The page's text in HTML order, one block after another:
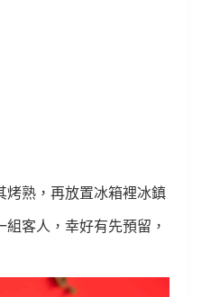
烤熟，再放置冰箱裡冰鎮
客人，幸好有先預留，